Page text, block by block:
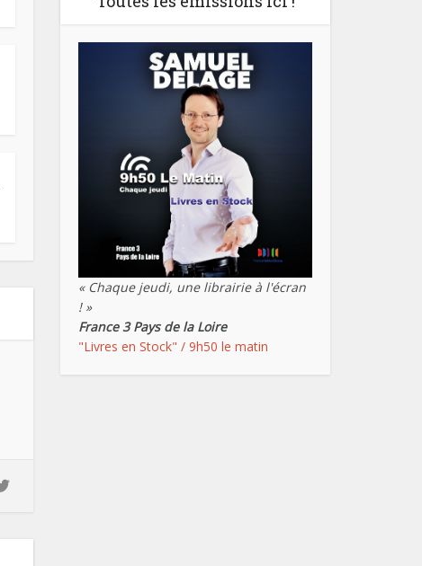
« Chaque jeudi, une librairie à l'écran
! »
France 3 Pays de la Loire
"Livres en Stock" / 9h50 le matin